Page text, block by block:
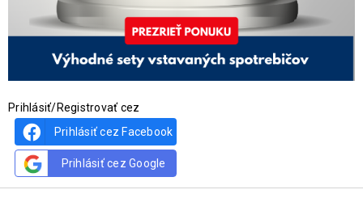
Prihlásiť/Registrovať cez
Prihlásiť cez Facebook
Prihlásiť cez Google